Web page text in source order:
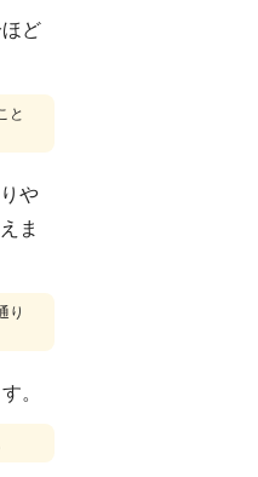
ど
と
や
ま
り
。